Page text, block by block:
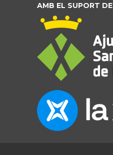
AMB EL SUPORT DE